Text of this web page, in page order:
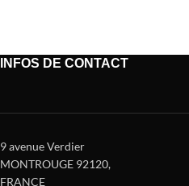
INFOS DE CONTACT
9 avenue Verdier
MONTROUGE 92120,
FRANCE